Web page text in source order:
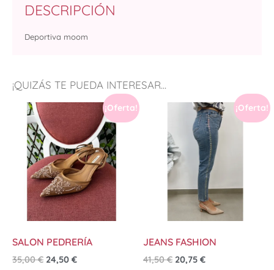
¡QUIZÁS TE PUEDA INTERESAR...
¡Oferta!
SALON PEDRERÍA
35,00€ 24,50 €
¡Oferta!
JEANS FASHION
41,50€ 20,75 €
DESCRIPCIÓN
Deportiva moom